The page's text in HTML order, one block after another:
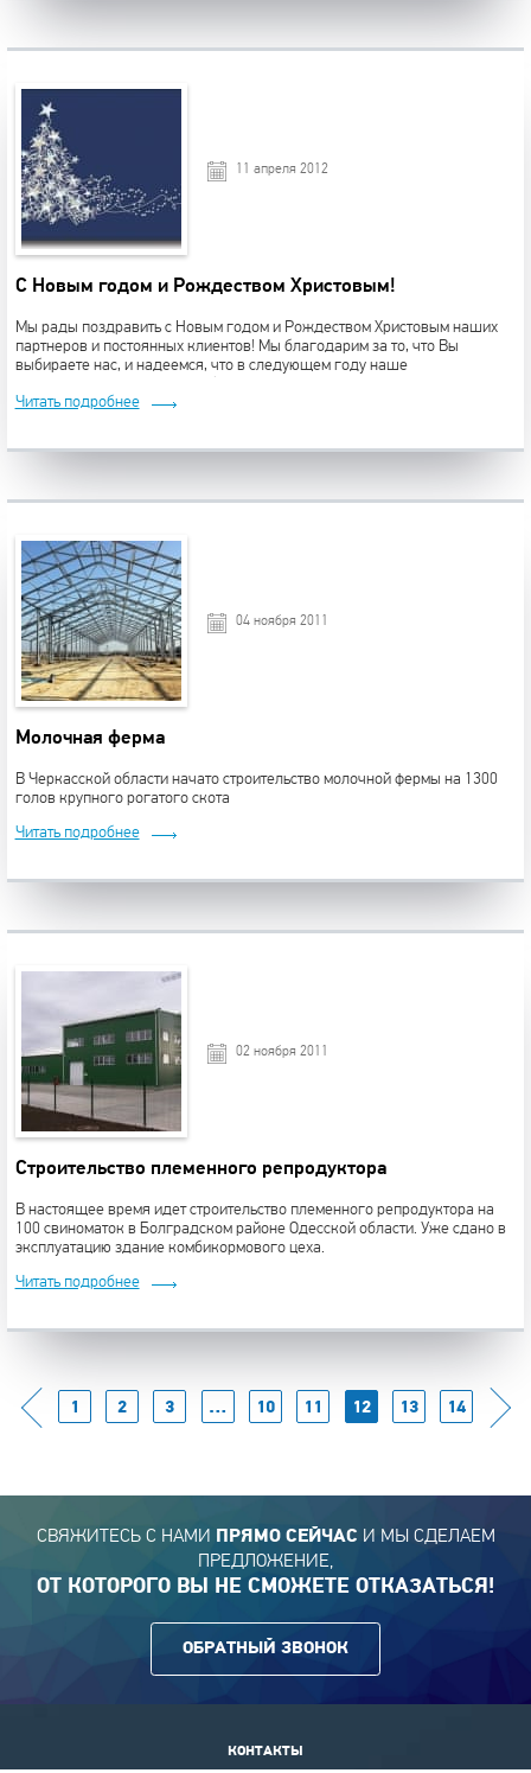
11 апреля 2012
С Новым годом и Рождеством Христовым!
Мы рады поздравить с Новым годом и Рождеством Христовым наших
партнеров и постоянных клиентов! Мы благодарим за то, что Вы
выбираете нас, и надеемся, что в следующем году наше
процветания и бла...
Читать подробнее
04 ноября 2011
Молочная ферма
В Черкасской области начато строительство молочной фермы на 1300
голов крупного рогатого скота
Читать подробнее
02 ноября 2011
Строительство племенного репродуктора
В настоящее время идет строительство племенного репродуктора на
100 свиноматок в Болградском районе Одесской области. Уже сдано в
эксплуатацию здание комбикормового цеха.
Читать подробнее
1 2 3 … 10 11 12 13 14
СВЯЖИТЕСЬ С НАМИ ПРЯМО СЕЙЧАС И МЫ СДЕЛАЕМ
ПРЕДЛОЖЕНИЕ,
ОТ КОТОРОГО ВЫ НЕ СМОЖЕТЕ ОТКАЗАТЬСЯ!
ОБРАТНЫЙ ЗВОНОК
КОНТАКТЫ